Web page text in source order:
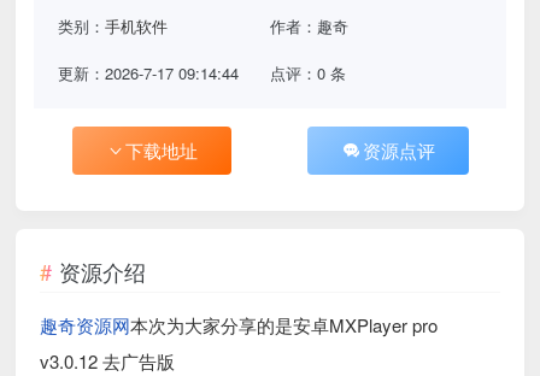
类别：手机软件 作者：趣奇
更新：2026-7-17 09:14:44 点评：0 条
下载地址 资源点评
资源介绍
趣奇资源网本次为大家分享的是安卓MXPlayer pro
v3.0.12 去广告版